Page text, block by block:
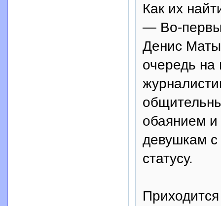
Как их
— Во-
Денис
очередь на
обаянием и
девушкам
статусу.